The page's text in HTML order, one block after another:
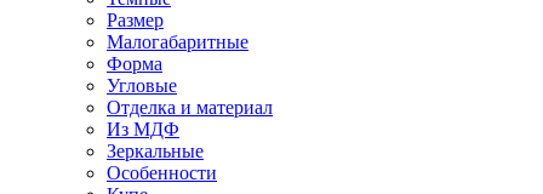
Размер
Малогабаритные
Форма
Угловые
Отделка и материал
Из МДФ
Зеркальные
Особенности